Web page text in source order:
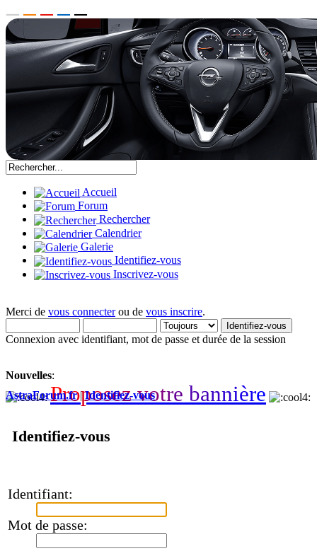
Accueil
Forum
Rechercher
Calendrier
Galerie
Identifiez-vous
Inscrivez-vous
Merci de vous connecterou de vous inscrire.
Connexion avec identifiant, mot de passe et durée de la session
Nouvelles:
Proposez votre bannière
AstraForum.fr|Identifiez-vous
Identifiez-vous
Identifiant:
Mot de passe: